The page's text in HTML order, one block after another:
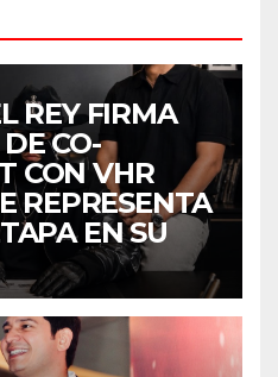
REY FIRMA
CO-
CON VHR
REPRESENTA
EN SU